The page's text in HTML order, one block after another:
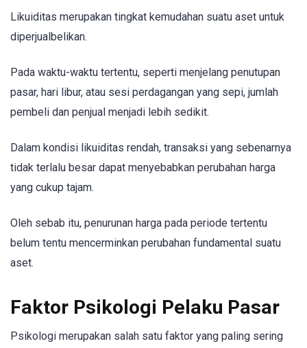
Likuiditas merupakan tingkat kemudahan suatu aset untuk
diperjualbelikan.
Pada waktu-waktu tertentu, seperti menjelang penutupan
pasar, hari libur, atau sesi perdagangan yang sepi, jumlah
pembeli dan penjual menjadi lebih sedikit.
Dalam kondisi likuiditas rendah, transaksi yang sebenarnya
tidak terlalu besar dapat menyebabkan perubahan harga
yang cukup tajam.
Oleh sebab itu, penurunan harga pada periode tertentu
belum tentu mencerminkan perubahan fundamental suatu
aset.
Faktor Psikologi Pelaku Pasar
Psikologi merupakan salah satu faktor yang paling sering